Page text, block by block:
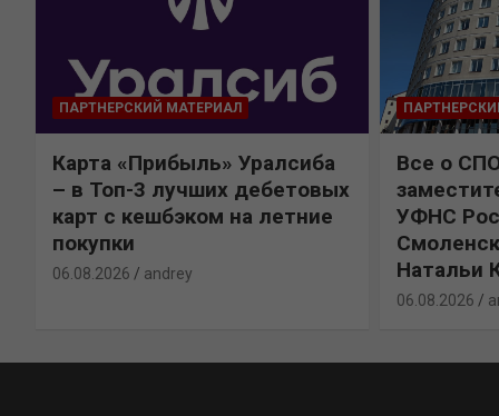
ПАРТНЕРСКИЙ МАТЕРИАЛ
Карта «Прибыль» Уралсиба
– в Топ-3 лучших дебетовых
карт с кешбэком на летние
покупки
06.08.2026 andrey
Все о
УФНС
Натальи
06.08.2026